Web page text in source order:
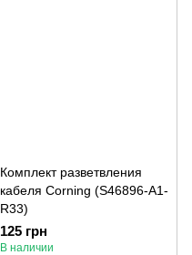
Комплект разветвления
кабеля Corning (S46896-A1-
R33)
125 грн
В наличии